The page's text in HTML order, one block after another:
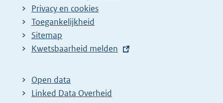
Privacy en cookies
Toegankelijkheid
Sitemap
E
t
e
Kwetsbaarheid melden
Open data
Linked Data Overheid